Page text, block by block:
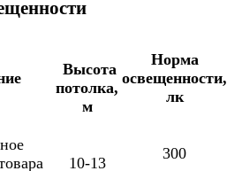
Высота
потолка,
м
Норма
освещенности,
лк
10-13
300